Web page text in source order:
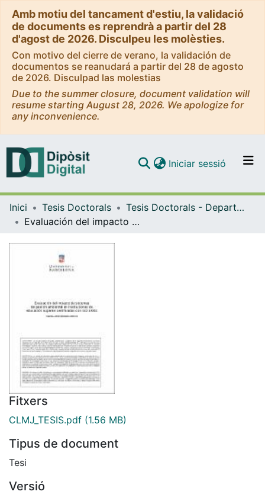
Amb motiu del tancament d'estiu, la validació
de documents es reprendrà a partir del 28
d'agost de 2026. Disculpeu les molèsties.
Con motivo del cierre de verano, la validación de
documentos se reanudará a partir del 28 de agosto
de 2026. Disculpad las molestias
Due to the summer closure, document validation will
resume starting August 28, 2026. We apologize for
any inconvenience.
Navega per tot el DD
Iniciar sessió (current)
Inici Tesis Doctorals
Tesis Doctorals - Departament - Psicologia Social i Psicologia Quantitativa
Evaluación del impacto de sistemas de gestión ambiental en instituciones de educación superior certificadas con ISO 14001
Fitxers
CLMJ_TESIS.pdf (1.56 MB)
Tipus de document
Tesi
Versió